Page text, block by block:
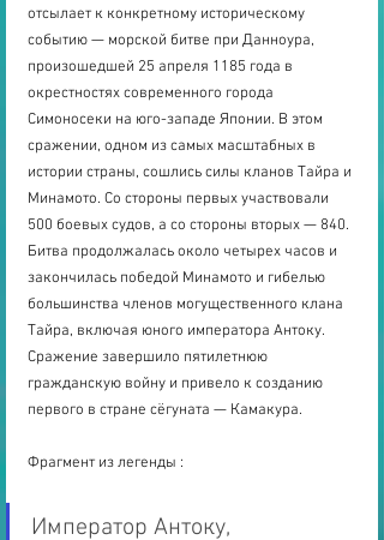
отсылает к конкретному историческому
событию — морской битве при Данноура,
произошедшей 25 апреля 1185 года в
окрестностях современного города
Симоносеки на юго-западе Японии. В этом
сражении, одном из самых масштабных в
истории страны, сошлись силы кланов Тайра и
Минамото. Со стороны первых участвовали
500 боевых судов, а со стороны вторых — 840.
Битва продолжалась около четырех часов и
закончилась победой Минамото и гибелью
большинства членов могущественного клана
Тайра, включая юного императора Антоку.
Сражение завершило пятилетнюю
гражданскую войну и привело к созданию
первого в стране сёгуната — Камакура.
Фрагмент из легенды :
Император Антоку,